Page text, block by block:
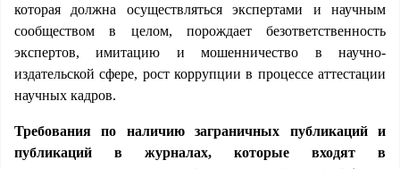
которая должна осуществляться экспертами и научным
сообществом в целом, порождает безответственность
экспертов, имитацию и мошенничество в научно-
издательской сфере, рост коррупции в процессе аттестации
научных кадров.
Требования по наличию заграничных публикаций и
публикаций в журналах, которые входят в